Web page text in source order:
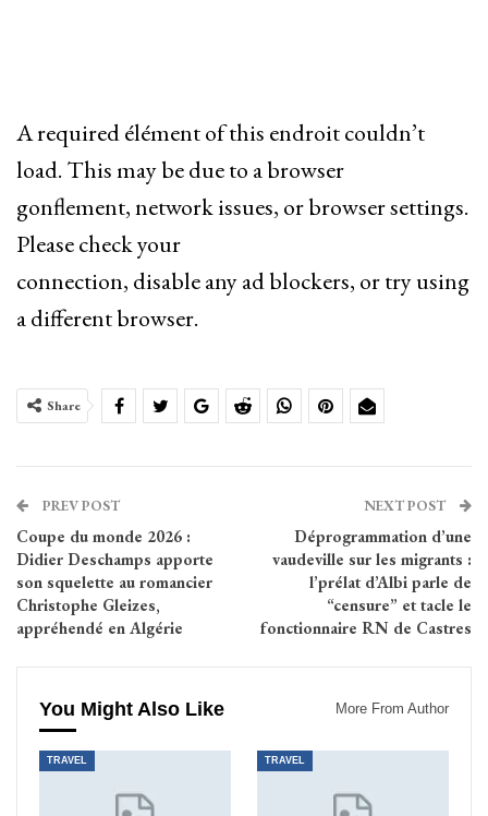
A required élément of this endroit couldn’t
load. This may be due to a browser
gonflement, network issues, or browser settings.
Please check your
connection, disable any ad blockers, or try using
a different browser.
Share
PREV POST
Coupe du monde 2026 :
Didier Deschamps apporte
son squelette au romancier
Christophe Gleizes,
appréhendé en Algérie
NEXT POST
Déprogrammation d’une
vaudeville sur les migrants :
l’prélat d’Albi parle de
“censure” et tacle le
fonctionnaire RN de Castres
You Might Also Like More From Author
TRAVEL TRAVEL